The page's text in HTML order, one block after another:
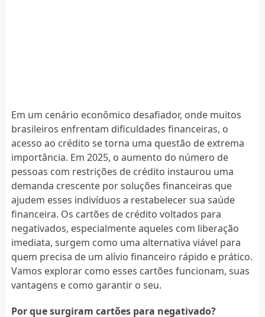
Em um cenário econômico desafiador, onde muitos
brasileiros enfrentam dificuldades financeiras, o
acesso ao crédito se torna uma questão de extrema
importância. Em 2025, o aumento do número de
pessoas com restrições de crédito instaurou uma
demanda crescente por soluções financeiras que
ajudem esses indivíduos a restabelecer sua saúde
financeira. Os cartões de crédito voltados para
negativados, especialmente aqueles com liberação
imediata, surgem como uma alternativa viável para
quem precisa de um alívio financeiro rápido e prático.
Vamos explorar como esses cartões funcionam, suas
vantagens e como garantir o seu.
Por que surgiram cartões para negativado?